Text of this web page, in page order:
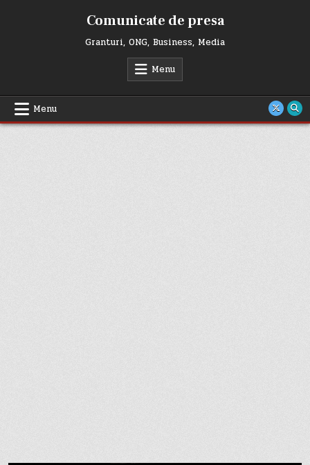
Comunicate de presa
Granturi, ONG, Business, Media
Menu
Menu